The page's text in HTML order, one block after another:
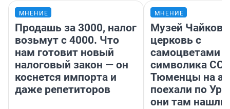
МНЕНИЕ
Продашь за 3000, налог
возьмут с 4000. Что
нам готовит новый
налоговый закон — он
коснется импорта и
даже репетиторов
МНЕНИЕ
Музей
церковь с
самоцветами
символика
Тюменцы на
поехали по
они там нашли